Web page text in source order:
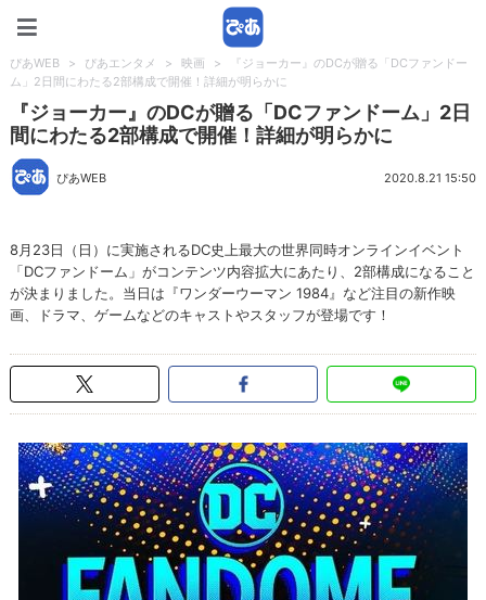
ぴあWEB > ぴあエンタメ > 映画 >
『ジョーカー』のDCが贈る「DCファンドー
ム」2日間にわたる2部構成で開催！詳細が明らかに
『ジョーカー』のDCが贈る「DCファンドーム」2日
間にわたる2部構成で開催！詳細が明らかに
ぴあWEB 2020.8.21 15:50
8月23日（日）に実施されるDC史上最大の世界同時オンラインイベント
「DCファンドーム」がコンテンツ内容拡大にあたり、2部構成になること
が決まりました。当日は『ワンダーウーマン 1984』など注目の新作映
画、ドラマ、ゲームなどのキャストやスタッフが登場です！